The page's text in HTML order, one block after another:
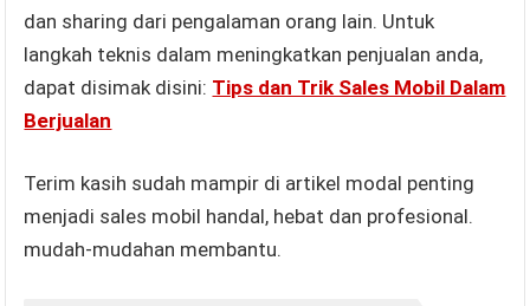
dan sharing dari pengalaman orang lain. Untuk
langkah teknis dalam meningkatkan penjualan anda,
dapat disimak disini: Tips dan Trik Sales Mobil Dalam
Berjualan
Terim kasih sudah mampir di artikel modal penting
menjadi sales mobil handal, hebat dan profesional.
mudah-mudahan membantu.